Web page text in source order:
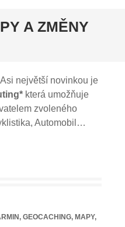
A ZMĚNY
největší novinkou je
která umožňuje
zvoleného
Automobil…
, GEOCACHING, MAPY,